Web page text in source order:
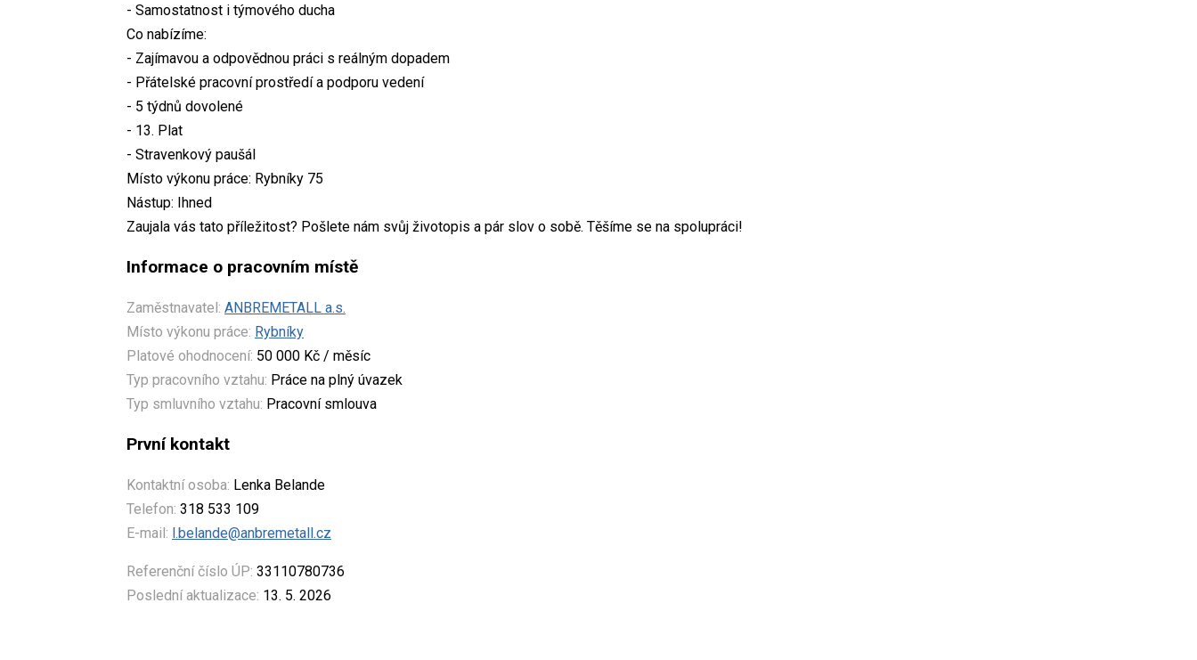
- Samostatnost i týmového ducha
Co nabízíme:
- Zajímavou a odpovědnou práci s reálným dopadem
- Přátelské pracovní prostředí a podporu vedení
- 5 týdnů dovolené
- 13. Plat
- Stravenkový paušál
Místo výkonu práce: Rybníky 75
Nástup: Ihned
Zaujala vás tato příležitost? Pošlete nám svůj životopis a pár slov o sobě. Těšíme se na spolupráci!
Informace o pracovním místě
Zaměstnavatel: ANBREMETALL a.s.
Místo výkonu práce: Rybníky
Platové ohodnocení: 50 000 Kč / měsíc
Typ pracovního vztahu: Práce na plný úvazek
Typ smluvního vztahu: Pracovní smlouva
První kontakt
Kontaktní osoba: Lenka Belande
Telefon: 318 533 109
E-mail: l.belande@anbremetall.cz
Referenční číslo ÚP: 33110780736
Poslední aktualizace: 13. 5. 2026